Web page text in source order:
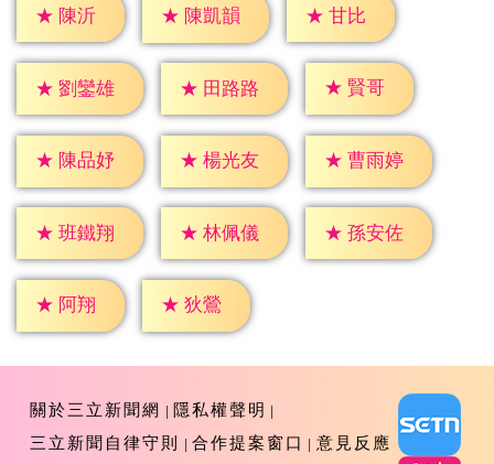
★ 陳沂 ★ 陳凱韻 ★ 甘比
★ 劉鑾雄 ★ 田路路 ★ 賢哥
★ 陳品妤 ★ 楊光友 ★ 曹雨婷
★ 班鐵翔 ★ 林佩儀 ★ 孫安佐
★ 阿翔 ★ 狄鶯
關於三立新聞網
隱私權聲明
三立新聞自律守則
合作提案窗口 意見反應